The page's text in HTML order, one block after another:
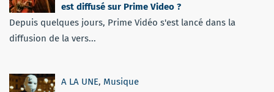
est diffusé sur Prime Video ?
Depuis quelques jours, Prime Vidéo s'est lancé dans la
diffusion de la vers...
A LA UNE, Musique